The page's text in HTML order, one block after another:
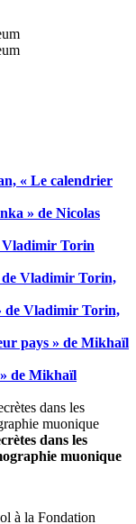
« Le calendrier
» de Nicolas
Vladimir Torin
de Vladimir Torin,
de Vladimir Torin,
pays » de Mikhaïl
» de Mikhaïl
dans les
muonique